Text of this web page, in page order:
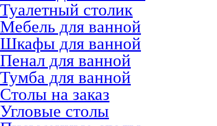
Туалетный столик
Мебель для ванной
Шкафы для ванной
Пенал для ванной
Тумба для ванной
Столы на заказ
Угловые столы